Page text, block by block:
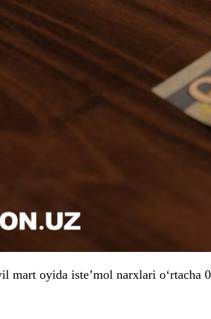
mart oyida iste’mol narxlari